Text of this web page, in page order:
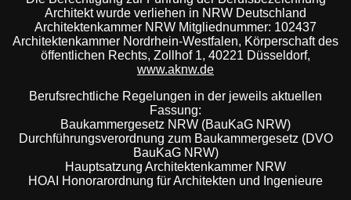
Architekt wurde verliehen in NRW Deutschland
Architektenkammer NRW Mitgliednummer: 102437
Architektenkammer Nordrhein-Westfalen, Körperschaft des
öffentlichen Rechts, Zollhof 1, 40221 Düsseldorf,
www.aknw.de
Berufsrechtliche Regelungen in der jeweils aktuellen
Fassung:
Baukammergesetz NRW (BauKaG NRW)
Durchführungsverordnung zum Baukammergesetz (DVO
BauKaG NRW)
Hauptsatzung Architektenkammer NRW
HOAI Honorarordnung für Architekten und Ingenieure